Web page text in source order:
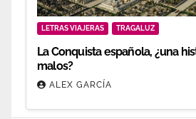
LETRAS VIAJERAS TRAGALUZ
La Conquista española, ¿una
malos?
ALEX GARCÍA